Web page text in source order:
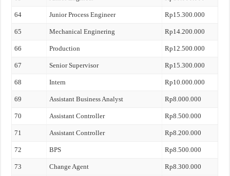
64 Junior Process Engineer Rp15.300.000
65 Mechanical Enginering Rp14.200.000
66 Production Rp12.500.000
67 Senior Supervisor Rp15.300.000
68 Intern Rp10.000.000
69 Assistant Business Analyst Rp8.000.000
70 Assistant Controller Rp8.500.000
71 Assistant Controller Rp8.200.000
72 BPS Rp8.500.000
73 Change Agent Rp8.300.000